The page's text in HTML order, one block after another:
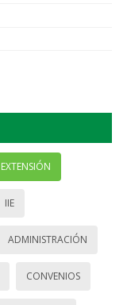
EXTENSIÓN
IIE
ADMINISTRACIÓN
CONVENIOS